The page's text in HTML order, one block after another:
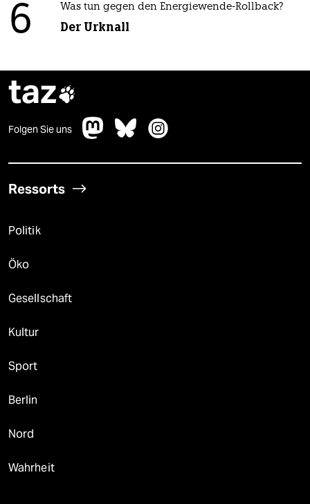
6 Was tun gegen den Energiewende-Rollback?
Der Urknall
taz
Folgen Sie uns
Ressorts
Politik
Öko
Gesellschaft
Kultur
Sport
Berlin
Nord
Wahrheit